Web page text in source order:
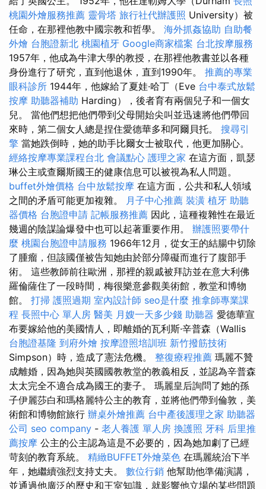
桃園外燴服務推薦 靈骨塔 旅行社代辦護照 University）被
任命，在那裡他教中國宗教和哲學。 海外抓姦協助 自助餐
外燴 台胞證新北 桃園植牙 Google商家檔案 台北按摩服務
1957年，他成為牛津大學的教授，在那裡他教書並以各種
身份進行了研究，直到他退休，直到1990年。 推薦的專業
眼科診所 1944年，他嫁給了夏娃·哈丁（Eve 台中泰式放鬆
按摩 助聽器補助 Harding），後者育有兩個兒子和一個女
兒。 當他們想把他們帶到父母開始尖叫並迅速將他們帶回
來時，第二個女人總是捏住愛德華多和阿爾貝托。 搜尋引
擎 當她跌倒時，她的助手比爾女士被取代，他更加關心。
經絡按摩專業課程台北 會議點心 護理之家 在這方面，凱瑟
琳公主或查爾斯國王的健康信息可以被視為私人問題。
buffet外燴價格 台中放鬆按摩 在這方面，公共和私人領域
之間的矛盾可能更加複雜。 月子中心推薦 裝潢 植牙 助聽
器價格 台胞證申請 記帳服務推薦 因此，這種複雜性在最近
幾週的陰謀論爆發中也可以起著重要作用。 辦護照要帶什
麼 桃園台胞證申請服務 1966年12月，從女王的結腸中切除
了腫瘤，但該國僅被告知她由於部分障礙而進行了腹部手
術。 這些教師前往歐洲，那裡的親戚被拜訪並在意大利佛
羅倫薩住了一段時間，梅很樂意參觀美術館，教堂和博物
館。 打掃 護照過期 室內設計師 seo是什麼 推拿師專業課
程 長照中心 單人房 醫美 月嫂一天多少錢 助聽器 愛德華宣
布要嫁給他的美國情人，即離婚的瓦利斯·辛普森（Wallis
台胞證基隆 到府外燴 按摩證照培訓班 新竹撥筋技術
Simpson）時，造成了憲法危機。 整復療程推薦 瑪麗不贊
成離婚，因為她與英國國教教堂的教義相反，並認為辛普森
太太完全不適合成為國王的妻子。 瑪麗皇后詢問了她的孫
子伊麗莎白和瑪格麗特公主的教育，並將他們帶到倫敦，美
術館和博物館旅行 辦桌外燴推薦 台中產後護理之家 助聽器
公司 seo company - 老人養護 單人房 換護照 牙科 后里推
薦按摩 公主的公主認為這是不必要的，因為她加劇了已經
苛刻的教育系統。 精緻BUFFET外燴菜色 在瑪麗統治下半
年，她繼續強烈支持丈夫。 數位行銷 他幫助他準備演講，
並通過他廣泛的歷史和王室知識，就影響他立場的某些問題